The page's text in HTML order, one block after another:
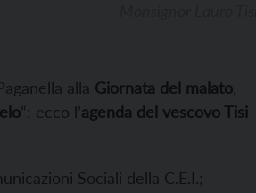
alla Giornata del malato
“: ecco l’agenda del vescovo Tisi
Sociali della C.E.I.;